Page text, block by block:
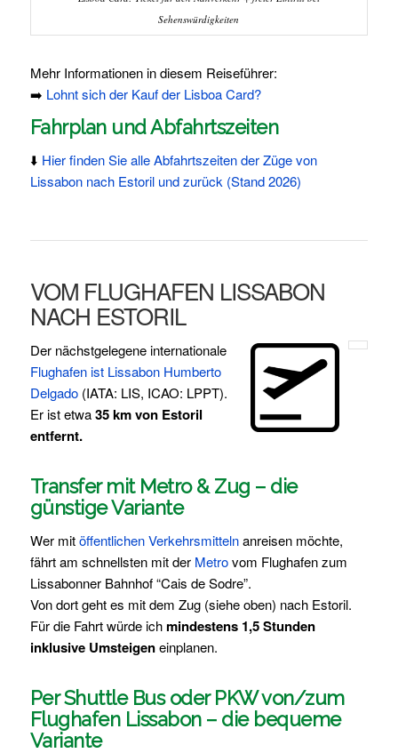
Sehenswürdigkeiten
Mehr Informationen in diesem Reiseführer:
➡️ Lohnt sich der Kauf der Lisboa Card?
Fahrplan und Abfahrtszeiten
⬇️ Hier finden Sie alle Abfahrtszeiten der Züge von
Lissabon nach Estoril und zurück (Stand 2026)
VOM FLUGHAFEN LISSABON
NACH ESTORIL
Der nächstgelegene internationale
Flughafen ist Lissabon Humberto
Delgado(IATA: LIS, ICAO: LPPT).
Er ist etwa35 km von Estoril
entfernt.
Transfer mit Metro & Zug – die
günstige Variante
Wer mitöffentlichen Verkehrsmittelnanreisen möchte,
fährt am schnellsten mit der Metrovom Flughafen zum
Lissabonner Bahnhof “Cais de Sodre”.
Von dort geht es mit dem Zug (siehe oben) nach Estoril.
Für die Fahrt würde ichmindestens 1,5 Stunden
inklusive Umsteigeneinplanen.
Per Shuttle Bus oder PKW von/zum
Flughafen Lissabon – die bequeme
Variante